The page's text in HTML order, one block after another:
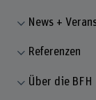
News +
Referenzen
Über die BFH